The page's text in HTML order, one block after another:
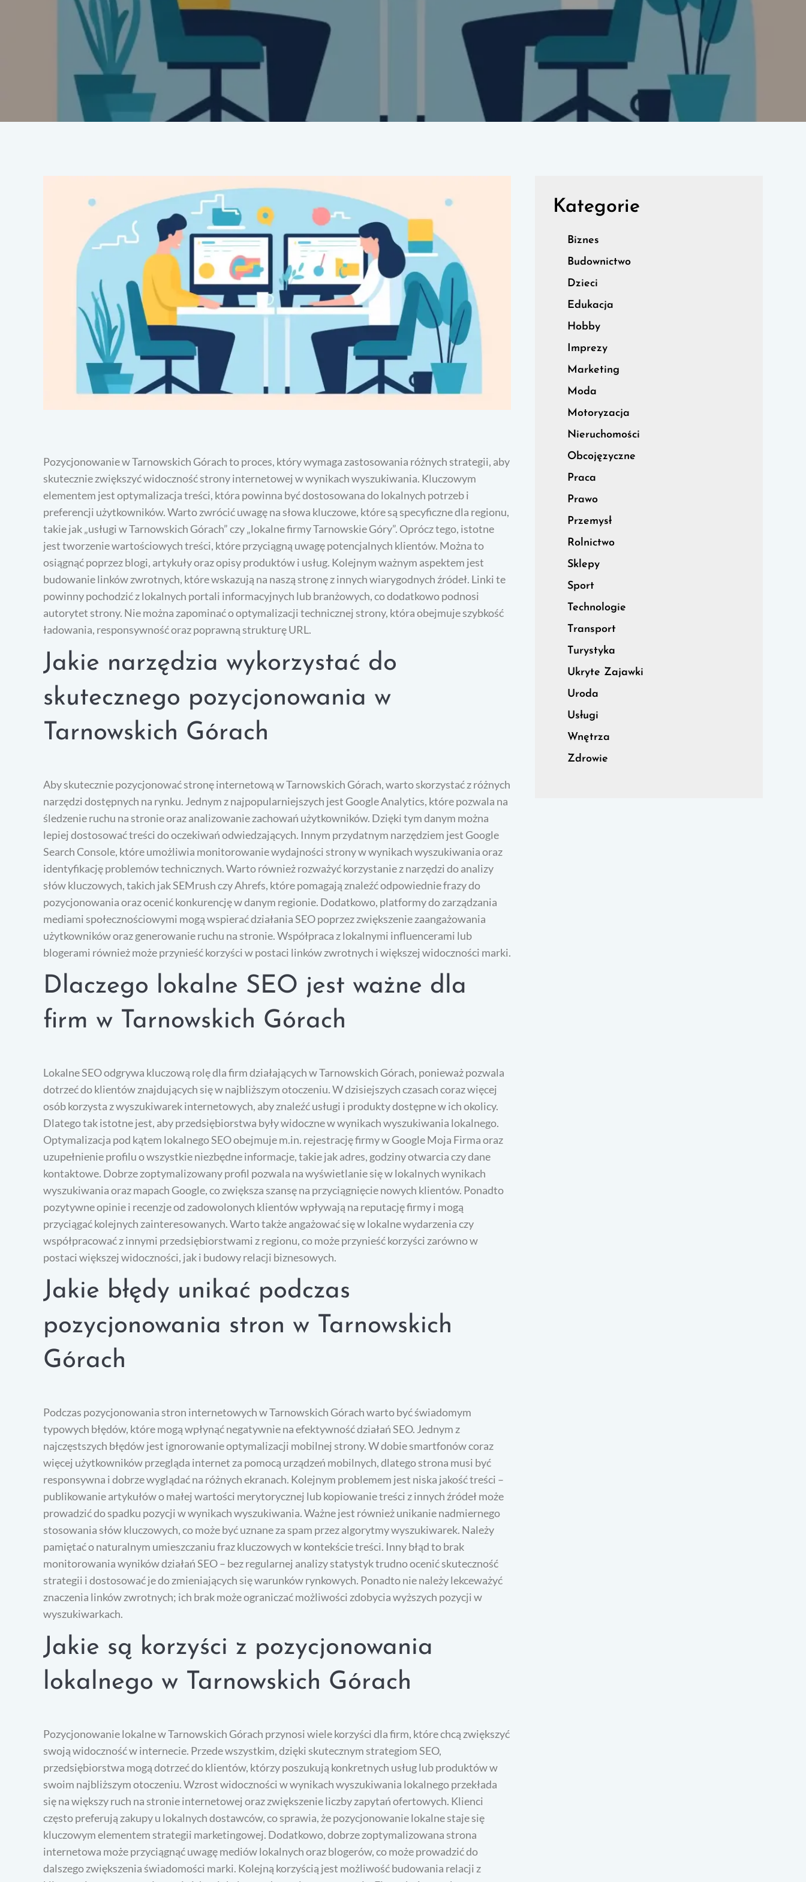
Pozycjonowanie w Tarnowskich Górach to proces, który wymaga zastosowania różnych strategii, aby
skutecznie zwiększyć widoczność strony internetowej w wynikach wyszukiwania. Kluczowym
elementem jest optymalizacja treści, która powinna być dostosowana do lokalnych potrzeb i
preferencji użytkowników. Warto zwrócić uwagę na słowa kluczowe, które są specyficzne dla regionu,
takie jak „usługi w Tarnowskich Górach” czy „lokalne firmy Tarnowskie Góry”. Oprócz tego, istotne
jest tworzenie wartościowych treści, które przyciągną uwagę potencjalnych klientów. Można to
osiągnąć poprzez blogi, artykuły oraz opisy produktów i usług. Kolejnym ważnym aspektem jest
budowanie linków zwrotnych, które wskazują na naszą stronę z innych wiarygodnych źródeł. Linki te
powinny pochodzić z lokalnych portali informacyjnych lub branżowych, co dodatkowo podnosi
autorytet strony. Nie można zapominać o optymalizacji technicznej strony, która obejmuje szybkość
ładowania, responsywność oraz poprawną strukturę URL.
Jakie narzędzia wykorzystać do
skutecznego pozycjonowania w
Tarnowskich Górach
Aby skutecznie pozycjonować stronę internetową w Tarnowskich Górach, warto skorzystać z różnych
narzędzi dostępnych na rynku. Jednym z najpopularniejszych jest Google Analytics, które pozwala na
śledzenie ruchu na stronie oraz analizowanie zachowań użytkowników. Dzięki tym danym można
lepiej dostosować treści do oczekiwań odwiedzających. Innym przydatnym narzędziem jest Google
Search Console, które umożliwia monitorowanie wydajności strony w wynikach wyszukiwania oraz
identyfikację problemów technicznych. Warto również rozważyć korzystanie z narzędzi do analizy
słów kluczowych, takich jak SEMrush czy Ahrefs, które pomagają znaleźć odpowiednie frazy do
pozycjonowania oraz ocenić konkurencję w danym regionie. Dodatkowo, platformy do zarządzania
mediami społecznościowymi mogą wspierać działania SEO poprzez zwiększenie zaangażowania
użytkowników oraz generowanie ruchu na stronie. Współpraca z lokalnymi influencerami lub
blogerami również może przynieść korzyści w postaci linków zwrotnych i większej widoczności marki.
Dlaczego lokalne SEO jest ważne dla
firm w Tarnowskich Górach
Lokalne SEO odgrywa kluczową rolę dla firm działających w Tarnowskich Górach, ponieważ pozwala
dotrzeć do klientów znajdujących się w najbliższym otoczeniu. W dzisiejszych czasach coraz więcej
osób korzysta z wyszukiwarek internetowych, aby znaleźć usługi i produkty dostępne w ich okolicy.
Dlatego tak istotne jest, aby przedsiębiorstwa były widoczne w wynikach wyszukiwania lokalnego.
Optymalizacja pod kątem lokalnego SEO obejmuje m.in. rejestrację firmy w Google Moja Firma oraz
uzupełnienie profilu o wszystkie niezbędne informacje, takie jak adres, godziny otwarcia czy dane
kontaktowe. Dobrze zoptymalizowany profil pozwala na wyświetlanie się w lokalnych wynikach
wyszukiwania oraz mapach Google, co zwiększa szansę na przyciągnięcie nowych klientów. Ponadto
pozytywne opinie i recenzje od zadowolonych klientów wpływają na reputację firmy i mogą
przyciągać kolejnych zainteresowanych. Warto także angażować się w lokalne wydarzenia czy
współpracować z innymi przedsiębiorstwami z regionu, co może przynieść korzyści zarówno w
postaci większej widoczności, jak i budowy relacji biznesowych.
Jakie błędy unikać podczas
pozycjonowania stron w Tarnowskich
Górach
Podczas pozycjonowania stron internetowych w Tarnowskich Górach warto być świadomym
typowych błędów, które mogą wpłynąć negatywnie na efektywność działań SEO. Jednym z
najczęstszych błędów jest ignorowanie optymalizacji mobilnej strony. W dobie smartfonów coraz
więcej użytkowników przegląda internet za pomocą urządzeń mobilnych, dlatego strona musi być
responsywna i dobrze wyglądać na różnych ekranach. Kolejnym problemem jest niska jakość treści –
publikowanie artykułów o małej wartości merytorycznej lub kopiowanie treści z innych źródeł może
prowadzić do spadku pozycji w wynikach wyszukiwania. Ważne jest również unikanie nadmiernego
stosowania słów kluczowych, co może być uznane za spam przez algorytmy wyszukiwarek. Należy
pamiętać o naturalnym umieszczaniu fraz kluczowych w kontekście treści. Inny błąd to brak
monitorowania wyników działań SEO – bez regularnej analizy statystyk trudno ocenić skuteczność
strategii i dostosować je do zmieniających się warunków rynkowych. Ponadto nie należy lekceważyć
znaczenia linków zwrotnych; ich brak może ograniczać możliwości zdobycia wyższych pozycji w
wyszukiwarkach.
Jakie są korzyści z pozycjonowania
lokalnego w Tarnowskich Górach
Pozycjonowanie lokalne w Tarnowskich Górach przynosi wiele korzyści dla firm, które chcą zwiększyć
swoją widoczność w internecie. Przede wszystkim, dzięki skutecznym strategiom SEO,
przedsiębiorstwa mogą dotrzeć do klientów, którzy poszukują konkretnych usług lub produktów w
swoim najbliższym otoczeniu. Wzrost widoczności w wynikach wyszukiwania lokalnego przekłada
się na większy ruch na stronie internetowej oraz zwiększenie liczby zapytań ofertowych. Klienci
często preferują zakupy u lokalnych dostawców, co sprawia, że pozycjonowanie lokalne staje się
kluczowym elementem strategii marketingowej. Dodatkowo, dobrze zoptymalizowana strona
internetowa może przyciągnąć uwagę mediów lokalnych oraz blogerów, co może prowadzić do
dalszego zwiększenia świadomości marki. Kolejną korzyścią jest możliwość budowania relacji z
Kategorie
Biznes
Budownictwo
Dzieci
Edukacja
Hobby
Imprezy
Marketing
Moda
Motoryzacja
Nieruchomości
Obcojęzyczne
Praca
Prawo
Przemysł
Rolnictwo
Sklepy
Sport
Technologie
Transport
Turystyka
Ukryte Zajawki
Uroda
Usługi
Wnętrza
Zdrowie